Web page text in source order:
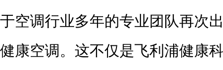
于空调行业多年的专业团队再次
健康空调。这不仅是飞利浦健康